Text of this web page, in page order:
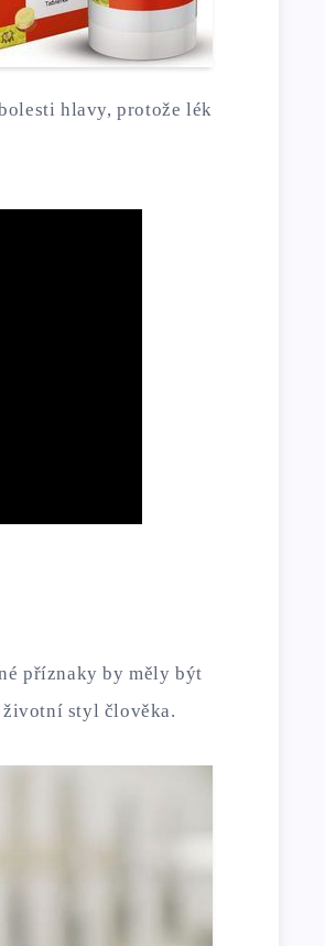
hlavy, protože lék
příznaky by měly být
styl člověka.